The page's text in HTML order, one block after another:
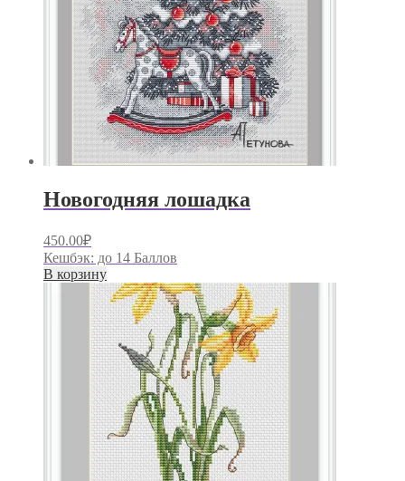
Новогодняя лошадка
450.00₽
Кешбэк: до 14 Баллов
В корзину